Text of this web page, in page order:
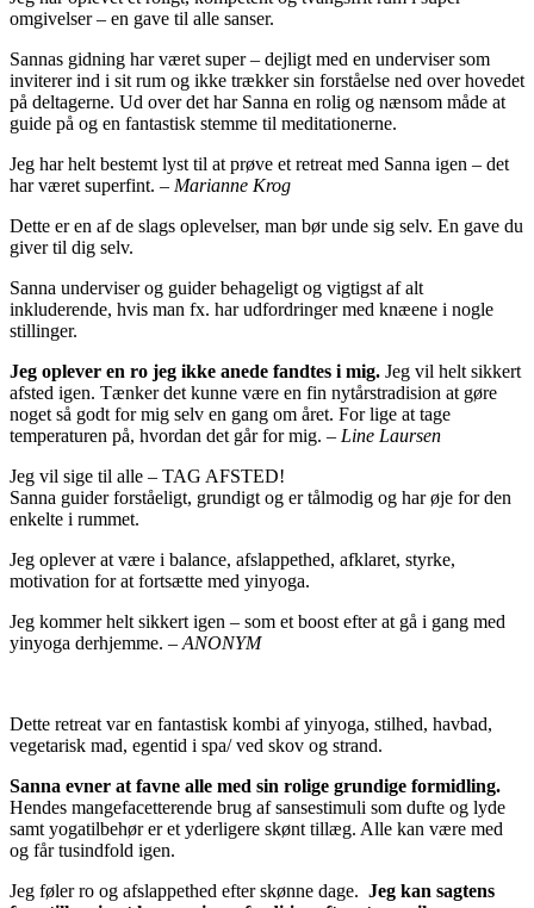
omgivelser – en gave til alle sanser.
Sannas gidning har været super – dejligt med en underviser som
inviterer ind i sit rum og ikke trækker sin forståelse ned over hovedet
på deltagerne. Ud over det har Sanna en rolig og nænsom måde at
guide på og en fantastisk stemme til meditationerne.
Jeg har helt bestemt lyst til at prøve et retreat med Sanna igen – det
har været superfint. – Marianne Krog
Dette er en af de slags oplevelser, man bør unde sig selv. En gave du
giver til dig selv.
Sanna underviser og guider behageligt og vigtigst af alt
inkluderende, hvis man fx. har udfordringer med knæene i nogle
stillinger.
Jeg oplever en ro jeg ikke anede fandtes i mig. Jeg vil helt sikkert
afsted igen. Tænker det kunne være en fin nytårstradision at gøre
noget så godt for mig selv en gang om året. For lige at tage
temperaturen på, hvordan det går for mig. – Line Laursen
Jeg vil sige til alle – TAG AFSTED!
Sanna guider forståeligt, grundigt og er tålmodig og har øje for den
enkelte i rummet.
Jeg oplever at være i balance, afslappethed, afklaret, styrke,
motivation for at fortsætte med yinyoga.
Jeg kommer helt sikkert igen – som et boost efter at gå i gang med
yinyoga derhjemme. – ANONYM
Dette retreat var en fantastisk kombi af yinyoga, stilhed, havbad,
vegetarisk mad, egentid i spa/ ved skov og strand.
Sanna evner at favne alle med sin rolige grundige formidling.
Hendes mangefacetterende brug af sansestimuli som dufte og lyde
samt yogatilbehør er et yderligere skønt tillæg. Alle kan være med
og får tusindfold igen.
Jeg føler ro og afslappethed efter skønne dage. Jeg kan sagtens